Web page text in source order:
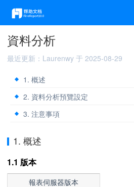
資料分析
最近更新：Laurenwy 于 2025-08-29
1. 概述
2. 資料分析預覽設定
3. 注意事項
1. 概述
1.1 版本
報表伺服器版本